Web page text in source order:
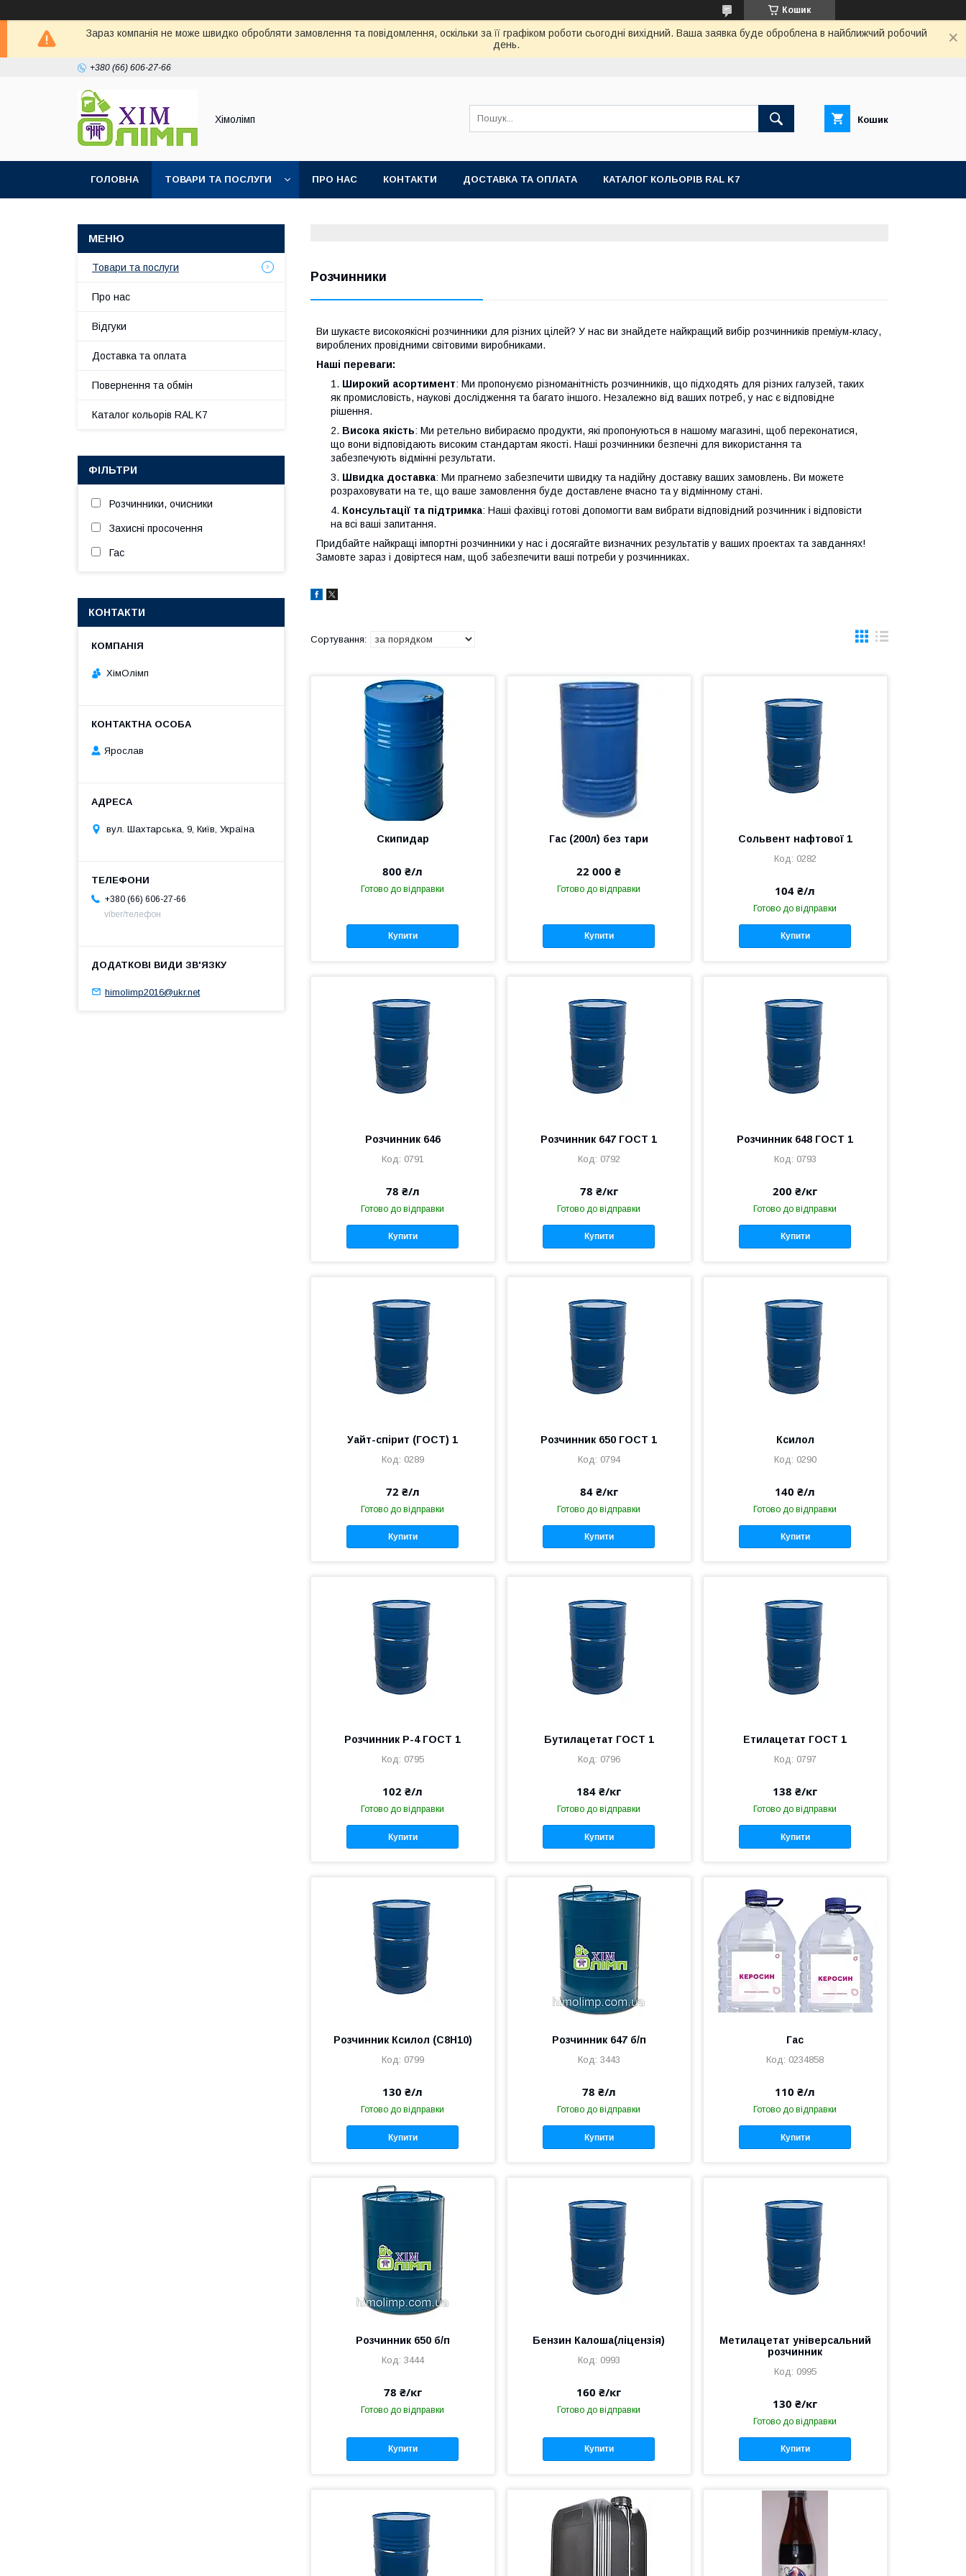
Кошик
Зараз компанія не може швидко обробляти замовлення та повідомлення, оскільки за її графіком роботи сьогодні вихідний. Ваша заявка буде оброблена в найближчий робочий
день.
+380 (66) 606-27-66
Хімолімп Кошик
ГОЛОВНА ТОВАРИ ТА ПОСЛУГИ ПРО НАС КОНТАКТИ ДОСТАВКА ТА ОПЛАТА КАТАЛОГ КОЛЬОРІВ RAL K7
Розчинники
Ви шукаєте високоякісні розчинники для різних цілей? У нас ви знайдете найкращий вибір розчинників преміум-класу,
вироблених провідними світовими виробниками.
Наші переваги:
Широкий асортимент: Ми пропонуємо різноманітність розчинників, що підходять для різних галузей, таких
як промисловість, наукові дослідження та багато іншого. Незалежно від ваших потреб, у нас є відповідне
рішення.
Висока якість: Ми ретельно вибираємо продукти, які пропонуються в нашому магазині, щоб переконатися,
що вони відповідають високим стандартам якості. Наші розчинники безпечні для використання та
забезпечують відмінні результати.
Швидка доставка: Ми прагнемо забезпечити швидку та надійну доставку ваших замовлень. Ви можете
розраховувати на те, що ваше замовлення буде доставлене вчасно та у відмінному стані.
Консультації та підтримка: Наші фахівці готові допомогти вам вибрати відповідний розчинник і відповісти
на всі ваші запитання.
Придбайте найкращі імпортні розчинники у нас і досягайте визначних результатів у ваших проектах та завданнях!
Замовте зараз і довіртеся нам, щоб забезпечити ваші потреби у розчинниках.
Скипидар
800 ₴/л
Готово до відправки
Купити
Гас (200л) без тари
22 000 ₴
Готово до відправки
Купити
Сольвент нафтової 1
0282
104 ₴/л
Готово до відправки
Купити
Розчинник 646
0791
78 ₴/л
Готово до відправки
Купити
Розчинник 647 ГОСТ 1
0792
78 ₴/кг
Готово до відправки
Купити
Розчинник 648 ГОСТ 1
0793
200 ₴/кг
Готово до відправки
Купити
Уайт-спірит (ГОСТ) 1
0289
72 ₴/л
Готово до відправки
Купити
Розчинник 650 ГОСТ 1
0794
84 ₴/кг
Готово до відправки
Купити
Ксилол
0290
140 ₴/л
Готово до відправки
Купити
Розчинник Р-4 ГОСТ 1
0795
102 ₴/л
Готово до відправки
Купити
Бутилацетат ГОСТ 1
0796
184 ₴/кг
Готово до відправки
Купити
Етилацетат ГОСТ 1
0797
138 ₴/кг
Готово до відправки
Купити
Розчинник Ксилол (C8H10)
0799
130 ₴/л
Готово до відправки
Купити
Розчинник 647 б/п
3443
78 ₴/л
Готово до відправки
Купити
Гас
0234858
110 ₴/л
Готово до відправки
Купити
Розчинник 650 б/п
3444
78 ₴/кг
Готово до відправки
Купити
Бензин Калоша(ліцензія)
0993
160 ₴/кг
Готово до відправки
Купити
Метилацетат універсальний
розчинник
0995
130 ₴/кг
Готово до відправки
Купити
Товари та послуги
Про нас
Відгуки
Доставка та оплата
Повернення та обмін
Каталог кольорів RAL K7
ФІЛЬТРИ
Розчинники, очисники
Захисні просочення
Гас
КОНТАКТИ
ХімОлімп
Ярослав
вул. Шахтарська, 9, Київ, Україна
+380 (66) 606-27-66
viber/телефон
himolimp2016@ukr.net